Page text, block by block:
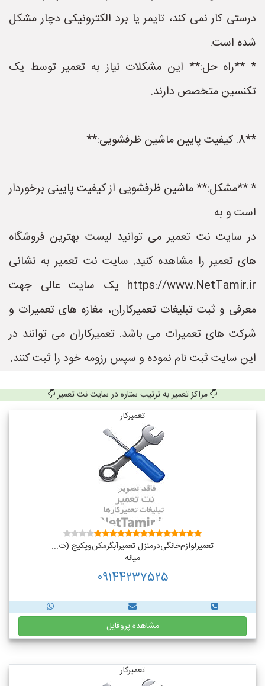
درستی کار نمی کند، تایمر یا برد الکترونیکی دچار مشکل
شده است.
* **راه حل:** این مشکلات نیاز به تعمیر توسط یک
تکنسین متخصص دارند.
**8. کیفیت پایین ماشین ظرفشویی:**
* **مشکل:** ماشین ظرفشویی از کیفیت پایینی برخوردار
است و به
در سایت نت تعمیر می توانید لیست بهترین فروشگاه
های تعمیر را مشاهده کنید. سایت نت تعمیر به نشانی
https://www.NetTamir.ir یک سایت عالی جهت
معرفی و ثبت تبلیغات تعمیرکاران، مغازه های تعمیرات و
شرکت های تعمیرات می باشد. تعمیرکاران می توانند در
این سایت ثبت نام نموده و سپس رزومه خود را ثبت کنند.
مراکز تعمیر به ترتیب ستاره در سایت نت تعمیر
تعمیرکار
تعمیر‌لوازم‌‌خانگی‌در‌منزل‌ تعمیر‌آبگرمکن‌وپکیج (ت...
میانه
09144237525
مشاهده پروفایل
تعمیرکار